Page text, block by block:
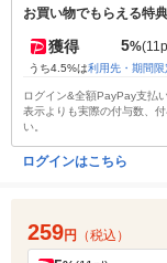
お買い物でもらえる特典
獲得 5%
うち4.5%は利用先・期間限
ログイン&全額PayPay支払
表示よりも実際の付与数、
い。
ログインはこちら
259円 （税込）